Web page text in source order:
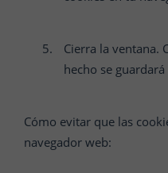
Cierra la ventana.
hecho se
Cómo evitar que las
navegador web: